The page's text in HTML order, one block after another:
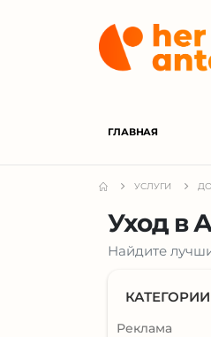
ГЛАВНАЯ
УСЛУГИ
Уход в
Найдите
КАТЕГОРИИ
Реклама